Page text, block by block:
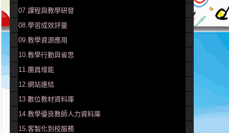
07.課程與教學研發
08.學習成效評量
09.教學資源應用
10.教學行動與省思
11.團員增能
12.網站連結
13.數位教材資料庫
14.教學優良教師人力資料庫
15.客製化到校服務